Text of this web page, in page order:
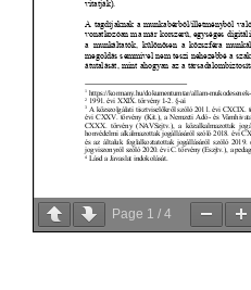
Page 1 / 4